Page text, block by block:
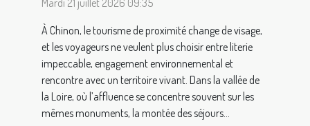
À Chinon, le tourisme de proximité change de visage,
et les voyageurs ne veulent plus choisir entre literie
impeccable, engagement environnemental et
rencontre avec un territoire vivant. Dans la vallée de
la Loire, où l’affluence se concentre souvent sur les
mêmes monuments, la montée des séjours...